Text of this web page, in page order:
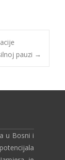
pauzi →
u Bosni i